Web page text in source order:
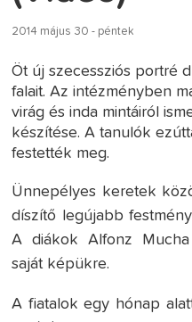
2014 május 30 - péntek
Öt új szecessziós portré
falait. Az intézményben
virág és inda mintáiról
készítése. A tanulók
festették meg.
Ünnepélyes keretek
díszítő legújabb
A diákok Alfonz Mucha
saját képükre.
A fiatalok egy hónap